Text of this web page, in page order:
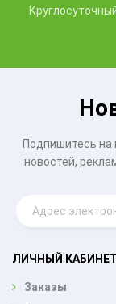
Подпишитесь на
новостей,
ЛИЧНЫЙ КАБИНЕТ
Заказы